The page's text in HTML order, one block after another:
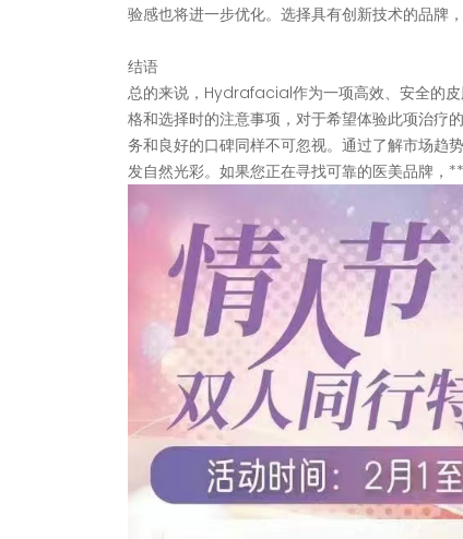
验感也将进一步优化。选择具有创新技术的品牌
结语
总的来说，Hydrafacial作为一项高效、安全的
格和选择时的注意事项，对于希望体验此项治疗
务和良好的口碑同样不可忽视。通过了解市场
发自然光彩。如果您正在寻找可靠的医美品牌，